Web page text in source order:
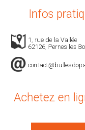
Infos
1, rue de la Vallée
62126, Pernes les
Achetez en